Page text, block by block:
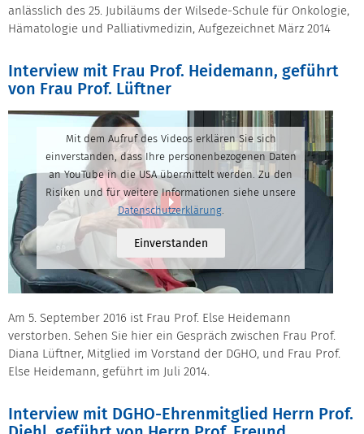
anlässlich des 25. Jubiläums der Wilsede-Schule für Onkologie,
Hämatologie und Palliativmedizin, Aufgezeichnet März 2014
Interview mit Frau Prof. Heidemann, geführt
von Frau Prof. Lüftner
Mit dem Aufruf des Videos erklären Sie sich
einverstanden, dass Ihre personenbezogenen Daten
an YouTube in die USA übermittelt werden. Zu den
Risiken und für weitere Informationen siehe unsere
Datenschutzerklärung.
Einverstanden
Am 5. September 2016 ist Frau Prof. Else Heidemann
verstorben. Sehen Sie hier ein Gespräch zwischen Frau Prof.
Diana Lüftner, Mitglied im Vorstand der DGHO, und Frau Prof.
Else Heidemann, geführt im Juli 2014.
Interview mit DGHO-Ehrenmitglied Herrn Prof.